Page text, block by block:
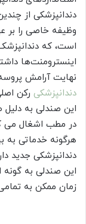
دندانپزشکی از
وظیفه خاصی را بر
است، که
اینسترومنت‌ها
نهایت آرامش
دندانپزشکی رکن
این صندلی به دلیل
در مطب اشغال می
هرگونه خدماتی به
دندانپزشکی جدید
این صندلی به
زمان ممکن به